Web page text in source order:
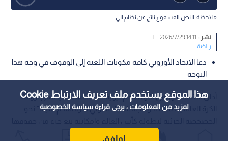
هذا الموقع يستخدم ملف تعريف الارتباط Cookie
لمزيد من المعلومات ، يرجى قراءةسياسة الخصوصية
اوافق
ملاحظة: النص المسموع ناتج عن نظام آلي
نشر : 14:11 2026/7/29
|
رياضة
دعا الاتحاد الأوروبي كافة مكونات اللعبة إلى الوقوف في وجه هذا
التوجه
أدان الاتحاد الأوروبي لكرة القدم "يويفا" الصدمة الجديدة في أروقة
الكرة العالمية، مستنكرا اتجاه الاتحاد الدولي لكرة القدم "فيفا" نحو